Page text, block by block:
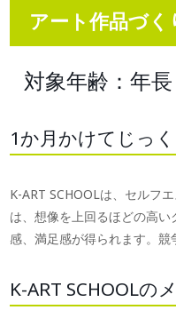
アート作品づ
対象年齢：年
1か月かけてじっ
K-ART SCHOOLは、セルフ
は、想像を上回るほどの高
感、満足感が得られます。競
K-ART SCHOOLの